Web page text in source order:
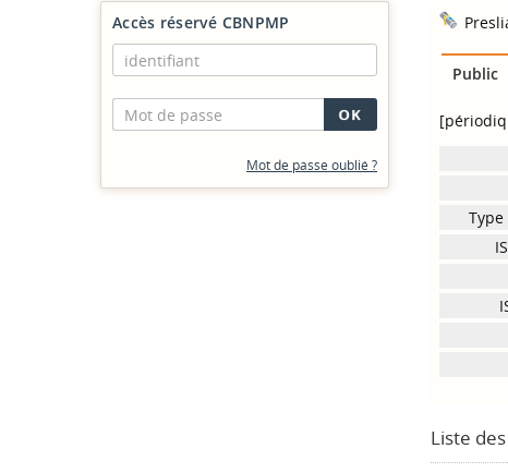
Accès réservé CBNPMP
Mot de passe oublié ?
Public
Liste